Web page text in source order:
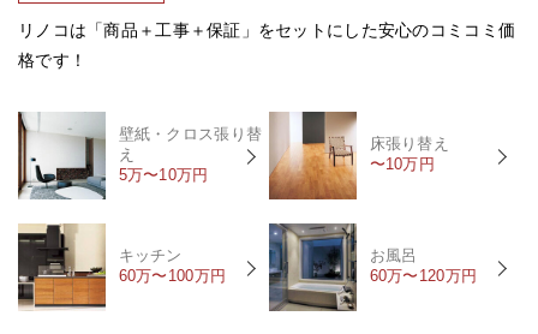
リノコは「商品＋工事＋保証」をセットにした安心のコミコミ価
格です！
壁紙・クロス張り替
え
5万〜10万円
床張り替え
〜10万円
キッチン
60万〜100万円
お風呂
60万〜120万円